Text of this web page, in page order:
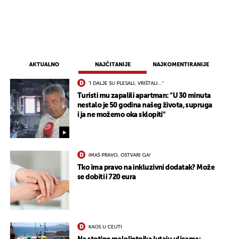
AKTUALNO NAJČITANIJE NAJKOMENTIRANIJE
"I DALJE SU PLESALI, VRIŠTALI..."
Turisti mu zapalili apartman: "U 30 minuta
nestalo je 50 godina našeg života, supruga
i ja ne možemo oka sklopiti"
IMAŠ PRAVO, OSTVARI GA!
Tko ima pravo na inkluzivni dodatak? Može
se dobiti i 720 eura
KAOS U CEUTI
UKLJUČITE NOTIFIKACIJE